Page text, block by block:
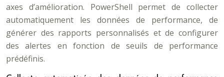
axes d’amélioration. PowerShell permet de collecter
automatiquement les données de performance, de
générer des rapports personnalisés et de configurer
des alertes en fonction de seuils de performance
prédéfinis.